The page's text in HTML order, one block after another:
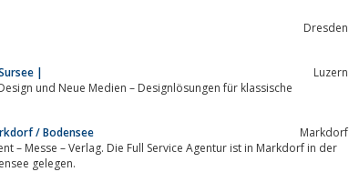
Dresden
|
Luzern
/ Bodensee
Markdorf
– Messe – Verlag. Die Full Service Agentur ist in Markdorf in der
am Bodensee gelegen.